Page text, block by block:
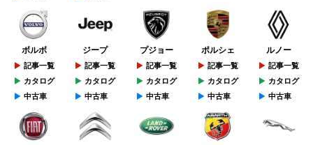
ボルボ
記事一覧
カタログ
中古車
ジープ
記事一覧
カタログ
中古車
プジョー
記事一覧
カタログ
中古車
ポルシェ
記事一覧
カタログ
中古車
ルノー
記事一覧
カタログ
中古車